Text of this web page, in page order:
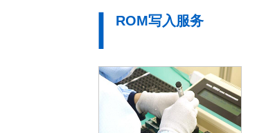
ROM写入服务